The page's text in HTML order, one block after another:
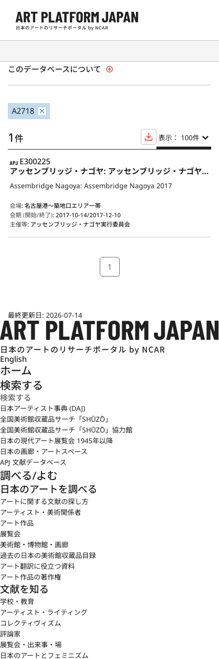
日本の現代アート展覧会 1945年以降
このデータベースについて
A2718
1 件 表示： 100件
APJ
E300225
アッセンブリッジ・ナゴヤ: アッセンブリッジ・ナゴヤ2017
Assembridge Nagoya: Assembridge Nagoya 2017
会場:名古屋港〜築地口エリア一帯
会期 (開始/終了):2017-10-14/2017-12-10
主催等: アッセンブリッジ・ナゴヤ実行委員会
1
最終更新日: 2026-07-14
English
ホーム
検索する
日本アーティスト事典 (DAJ)
全国美術館収蔵品サーチ「SHŪZŌ」
全国美術館収蔵品サーチ「SHŪZŌ」協力館
日本の現代アート展覧会 1945年以降
日本の画廊・アートスペース
APJ 文献データベース
調べる/よむ
日本のアートを調べる
アートに関する文献の探し方
アーティスト・美術関係者
アート作品
展覧会
美術館・博物館・画廊
過去の日本の美術館収蔵品目録
アート翻訳に役立つ資料
アート作品の著作権
文献を知る
学校・教育
アーティスト・ライティング
コレクティヴィズム
評論家
展覧会・出来事・場
日本のアートとフェミニズム